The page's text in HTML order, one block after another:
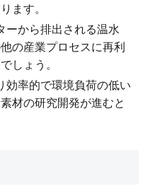
ます。
ーから排出される温水
の産業プロセスに再利
しょう。
効率的で環境負荷の低い
材の研究開発が進むと